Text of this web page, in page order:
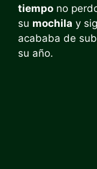
tiempo no
su mochila y
acababa de
su año.